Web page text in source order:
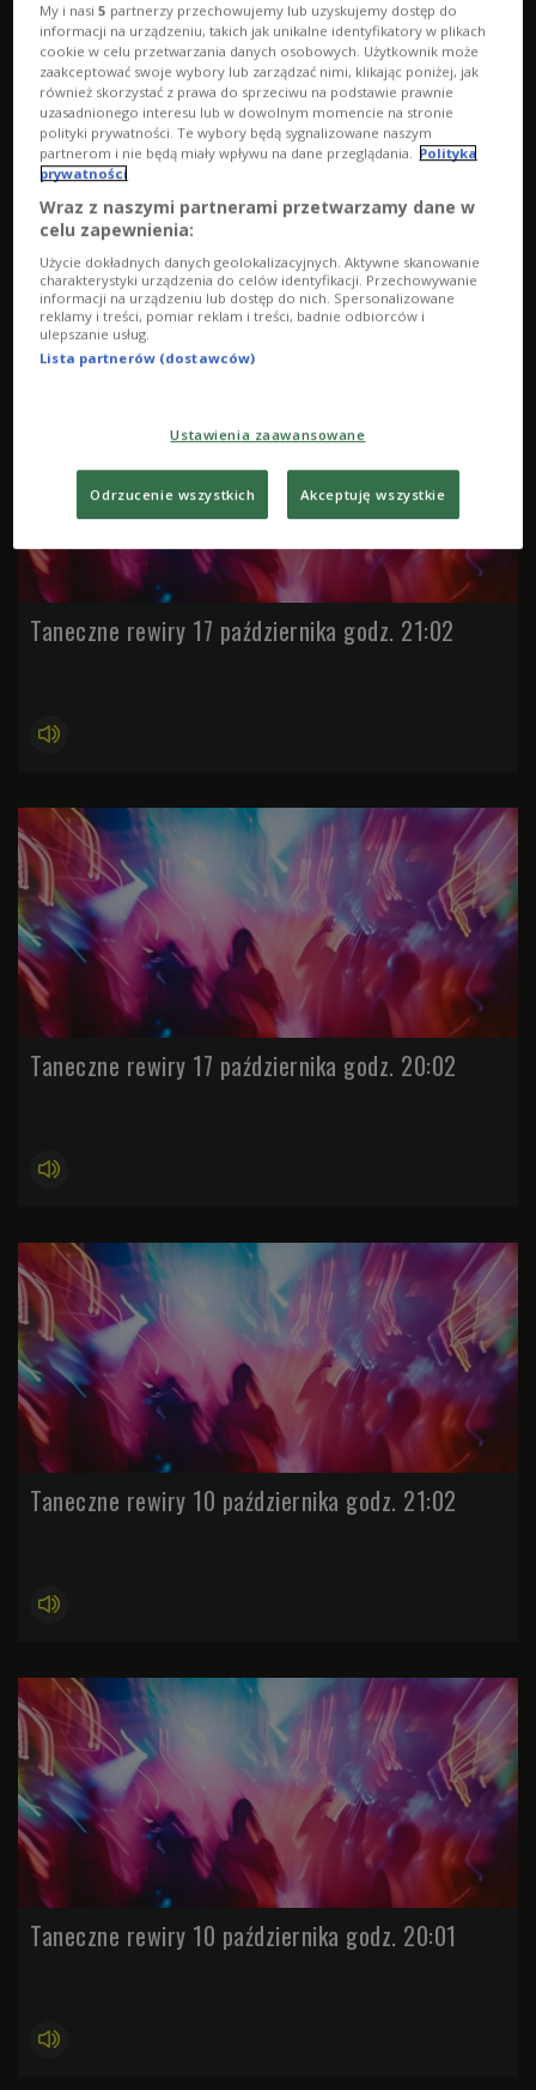
Taneczne rewiry 24 października godz. 20:01
Taneczne rewiry 17 października godz. 21:02
Taneczne rewiry 17 października godz. 20:02
Taneczne rewiry 10 października godz. 21:02
Taneczne rewiry 10 października godz. 20:01
My i nasi5 partnerzy przechowujemy lub uzyskujemy dostęp do
informacji na urządzeniu, takich jak unikalne identyfikatory w plikach
cookie w celu przetwarzania danych osobowych. Użytkownik może
zaakceptować swoje wybory lub zarządzać nimi, klikając poniżej, jak
również skorzystać z prawa do sprzeciwu na podstawie prawnie
uzasadnionego interesu lub w dowolnym momencie na stronie
polityki prywatności. Te wybory będą sygnalizowane naszym
partnerom i nie będą miały wpływu na dane przeglądania. Polityka
prywatności
Wraz z naszymi partnerami przetwarzamy dane w
celu zapewnienia:
Użycie dokładnych danych geolokalizacyjnych. Aktywne skanowanie
charakterystyki urządzenia do celów identyfikacji. Przechowywanie
informacji na urządzeniu lub dostęp do nich. Spersonalizowane
reklamy i treści, pomiar reklam i treści, badnie odbiorców i
ulepszanie usług.
Lista partnerów (dostawców)
Ustawienia zaawansowane
Odrzucenie wszystkich Akceptuję wszystkie